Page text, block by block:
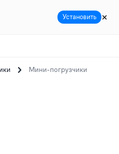
Мини-погрузчики
Установить ✕